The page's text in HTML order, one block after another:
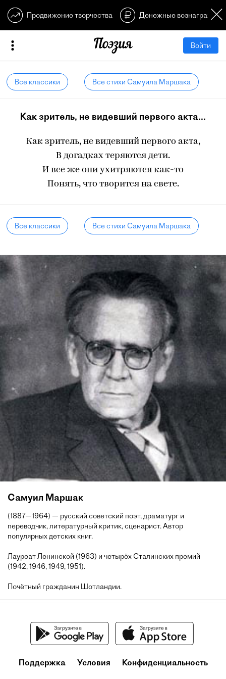
Продвижение творчества Денежные
Войти
Все классики Все стихи Самуила Маршака
Как зритель, не видевший первого акта...
Как зритель, не видевший первого акта,
В догадках теряются дети.
И все же они ухитряются как-то
Понять, что творится на свете.
Все классики Все стихи Самуила Маршака
Самуил Маршак
(1887—1964) — русский советский поэт, драматург и
переводчик, литературный критик, сценарист. Автор
популярных детских книг.
Лауреат Ленинской (1963) и четырёх Сталинских премий
(1942, 1946, 1949, 1951).
Почётный гражданин Шотландии.
Поддержка Условия Конфиденциальность